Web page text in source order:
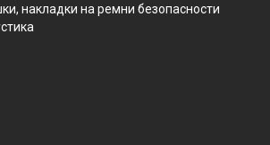
накладки на ремни безопасности